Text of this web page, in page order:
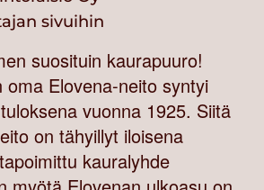
sivuihin
suosituin kaurapuuro!
oma Elovena-neito syntyi
vuonna 1925. Siitä
on tähyillyt iloisena
kauralyhde